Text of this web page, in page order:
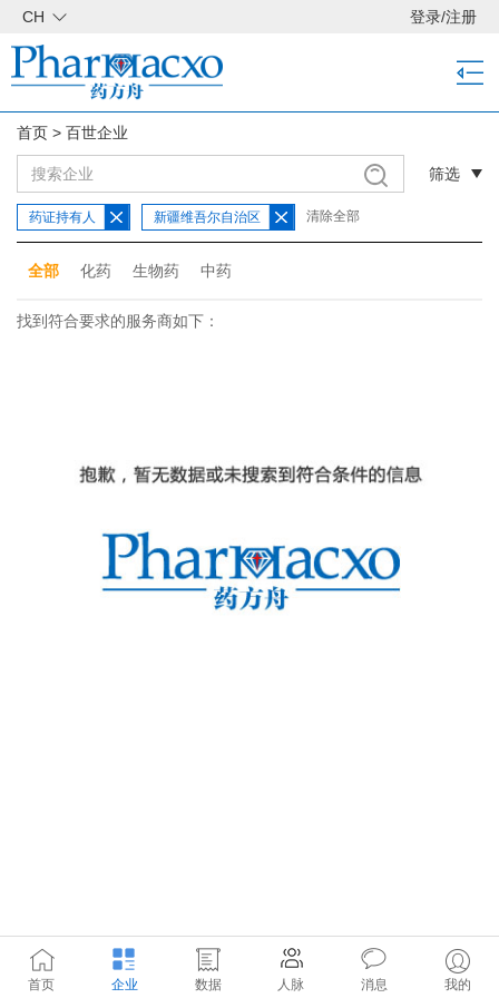
CH 登录/注册
首页 > 百世企业
筛选
药证持有人 新疆维吾尔自治区 清除全部
全部 化药 生物药 中药
找到符合要求的服务商如下：
首页 企业 数据 人脉 消息 我的